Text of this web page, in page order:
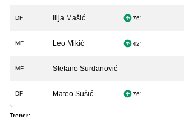
DF Ilija Mašić 76'
MF Leo Mikić 42'
MF Stefano Surdanović
DF Mateo Sušić 76'
Trener: -